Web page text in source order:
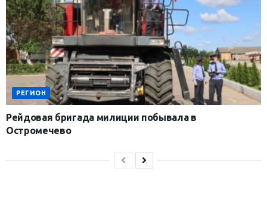
РЕГИОН
Рейдовая бригада милиции побывала в
Остромечево